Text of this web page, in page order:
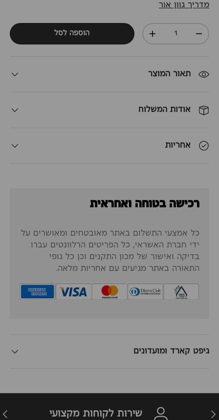
מדריך גוון אור
כמות
+ הוספה לסל
תאור המוצר
אודות המשלוח
אחריות
רכישה בטוחה ואחראית
כל אמצעי התשלום באתר מאובטחים ומאושרים על
ידי חברת האשראי, כל הפריטים הרלוונטים עברו
בדיקה ואישור של מכון התקנים וכן כל גופי
התאורה באתר מגיעים עם אחריות מלאה.
גיפט קארד ומועדונים
חזרה שירות לקוחות מקצועי